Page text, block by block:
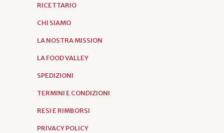
RICETTARIO
CHI SIAMO
LA NOSTRA MISSION
LA FOOD VALLEY
SPEDIZIONI
TERMINI E CONDIZIONI
RESI E RIMBORSI
PRIVACY POLICY